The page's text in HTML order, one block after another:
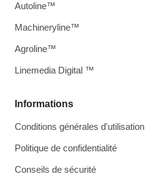
Informations
Conditions générales d'utilisation
Politique de confidentialité
Conseils de sécurité
Autoline™
Machineryline™
Agroline™
Linemedia Digital ™